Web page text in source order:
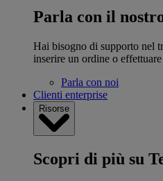
Parla con il
Hai bisogno di supporto nel
inserire un ordine o
Parla con noi
Clienti enterprise
Risorse
Scopri di più su